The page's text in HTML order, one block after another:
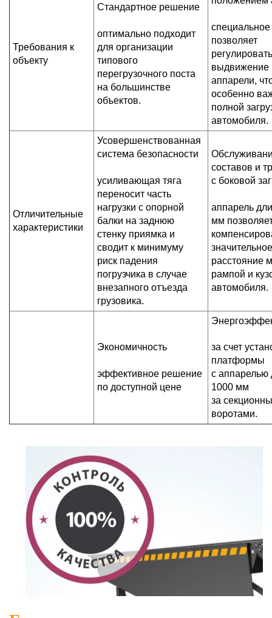
Требования к
объекту
Стандартное решение
оптимально подходит
для организации
типового
перегрузочного поста
на большинстве
объектов.
позволяет
регулировать
выдвижение
аппарели,
особенно
полной
автомобиля.
Отличительные
характеристики
Усовершенствованная
система безопасности
усиливающая тяга
переносит часть
нагрузки с опорной
балки на заднюю
стенку приямка и
сводит к минимуму
риск падения
погрузчика в случае
внезапного отъезда
грузовика.
составов и
с боковой
аппарель
мм
значительное
расстояние
рампой и
автомобиля.
Экономичность
эффективное решение
по доступной цене
за счет
платформы
с аппарелью
1000 мм
за
воротами.